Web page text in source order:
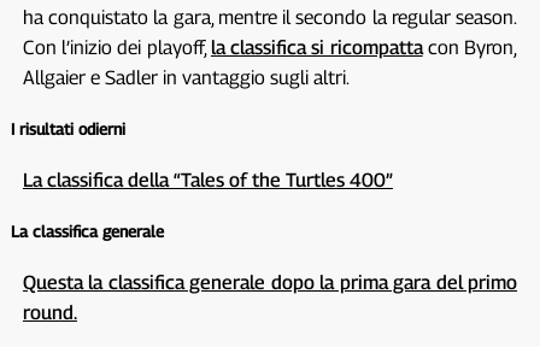
ha conquistato la gara, mentre il secondo la regular season.
Con l’inizio dei playoff, la classifica si ricompattacon Byron,
Allgaier e Sadler in vantaggio sugli altri.
I risultati odierni
La classifica della “Tales of the Turtles 400”
La classifica generale
Questa la classifica generale dopo la prima gara del primo
round.